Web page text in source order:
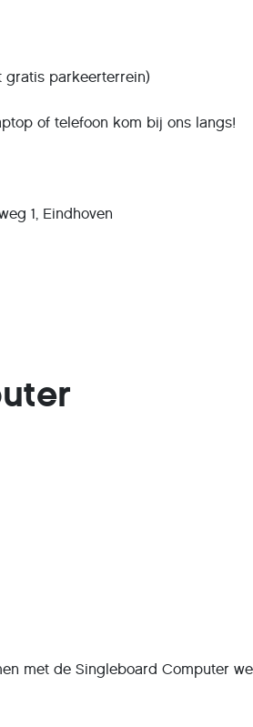
gratis parkeerterrein)
of telefoon kom bij ons langs!
1, Eindhoven
met de Singleboard Computer